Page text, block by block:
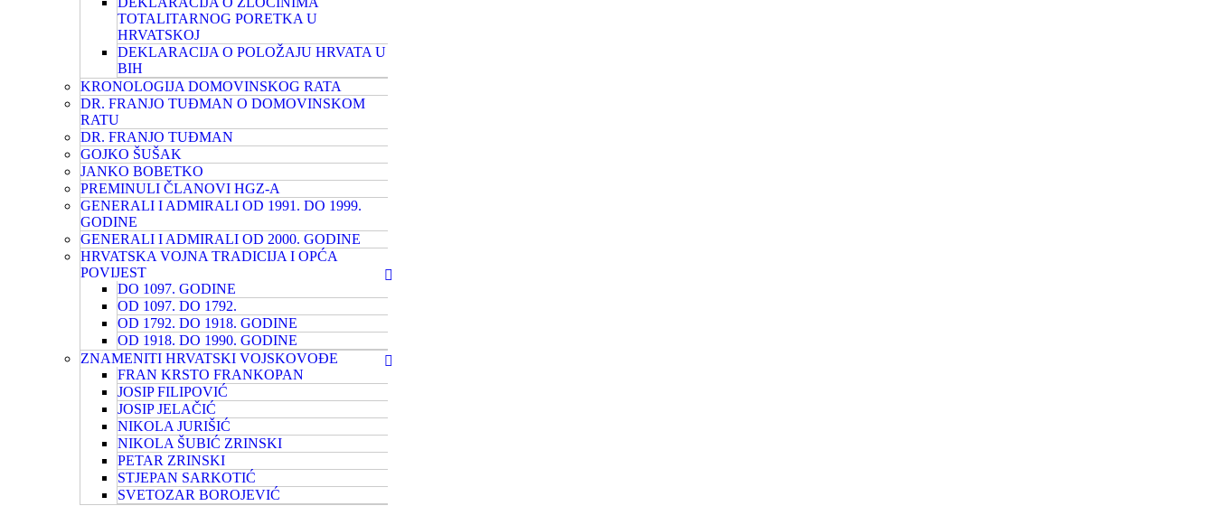
TOTALITARNOG PORETKA U
HRVATSKOJ
DEKLARACIJA O POLOŽAJU HRVATA U
BIH
KRONOLOGIJA DOMOVINSKOG RATA
DR. FRANJO TUĐMAN O DOMOVINSKOM
RATU
DR. FRANJO TUĐMAN
GOJKO ŠUŠAK
JANKO BOBETKO
PREMINULI ČLANOVI HGZ-A
GENERALI I ADMIRALI OD 1991. DO 1999.
GODINE
GENERALI I ADMIRALI OD 2000. GODINE
HRVATSKA VOJNA TRADICIJA I OPĆA
POVIJEST
DO 1097. GODINE
OD 1097. DO 1792.
OD 1792. DO 1918. GODINE
OD 1918. DO 1990. GODINE
ZNAMENITI HRVATSKI VOJSKOVOĐE
FRAN KRSTO FRANKOPAN
JOSIP FILIPOVIĆ
JOSIP JELAČIĆ
NIKOLA JURIŠIĆ
NIKOLA ŠUBIĆ ZRINSKI
PETAR ZRINSKI
STJEPAN SARKOTIĆ
SVETOZAR BOROJEVIĆ